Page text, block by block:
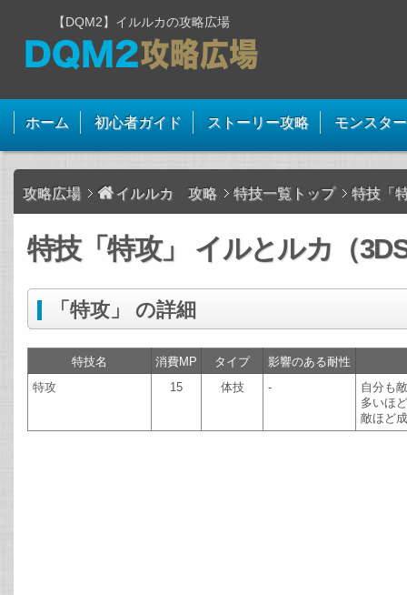
【DQM2】イルルカの攻略広場
ホーム 初心者ガイド ストーリー攻略 モンスタ
攻略広場 イルルカ 攻略 特技一覧トップ 特技「
特技「特攻」 イルとルカ（
「特攻」 の詳細
特技名 消費MP タイプ
影響のある耐性
特攻
15 体技 -
自分も
多いほ
敵ほど